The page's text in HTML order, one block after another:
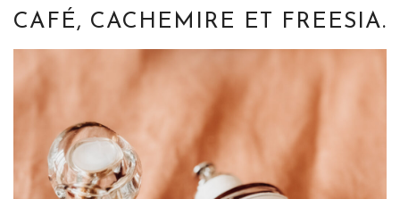
CAFÉ, CACHEMIRE ET FREESIA.